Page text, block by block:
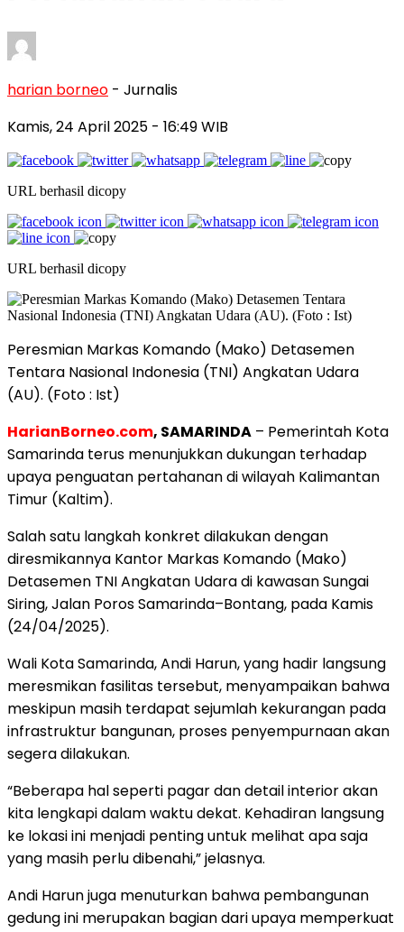
harian borneo - Jurnalis
Kamis, 24 April 2025 - 16:49 WIB
URL berhasil dicopy
URL berhasil dicopy
Peresmian Markas Komando (Mako) Detasemen
Tentara Nasional Indonesia (TNI) Angkatan Udara
(AU). (Foto : Ist)
HarianBorneo.com, SAMARINDA – Pemerintah Kota
Samarinda terus menunjukkan dukungan terhadap
upaya penguatan pertahanan di wilayah Kalimantan
Timur (Kaltim).
Salah satu langkah konkret dilakukan dengan
diresmikannya Kantor Markas Komando (Mako)
Detasemen TNI Angkatan Udara di kawasan Sungai
Siring, Jalan Poros Samarinda–Bontang, pada Kamis
(24/04/2025).
Wali Kota Samarinda, Andi Harun, yang hadir langsung
meresmikan fasilitas tersebut, menyampaikan bahwa
meskipun masih terdapat sejumlah kekurangan pada
infrastruktur bangunan, proses penyempurnaan akan
segera dilakukan.
“Beberapa hal seperti pagar dan detail interior akan
kita lengkapi dalam waktu dekat. Kehadiran langsung
ke lokasi ini menjadi penting untuk melihat apa saja
yang masih perlu dibenahi,” jelasnya.
Andi Harun juga menuturkan bahwa pembangunan
gedung ini merupakan bagian dari upaya memperkuat